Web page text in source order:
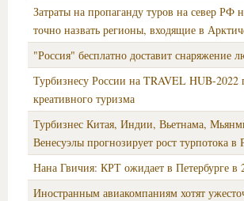
Затраты на пропаганду туров на север РФ
точно назвать регионы, входящие в
"Россия" бесплатно доставит снаряжение
Турбизнесу России на TRAVEL HUB-2022
креативного туризма
Турбизнес Китая, Индии, Вьетнама,
Венесуэлы прогнозирует рост турпотока в
Нана Гвичия: КРТ ожидает в Петербурге в
Иностранным авиакомпаниям хотят